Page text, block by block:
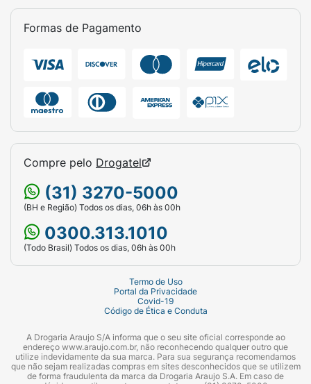
Formas de Pagamento
Compre pelo Drogatel
(31) 3270-5000
(BH e Região) Todos os dias, 06h às 00h
0300.313.1010
(Todo Brasil) Todos os dias, 06h às 00h
Termo de Uso
Portal da Privacidade
Covid-19
Código de Ética e Conduta
A Drogaria Araujo S/A informa que o seu site oficial corresponde ao
endereço www.araujo.com.br, não reconhecendo qualquer outro que
utilize indevidamente da sua marca. Para sua segurança recomendamos
que não sejam realizadas compras em sites desconhecidos que se utilizem
de forma fraudulenta da marca da Drogaria Araujo S.A. Em caso de